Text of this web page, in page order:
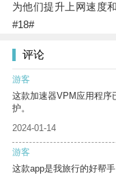
为他们提升上网速度
#18#
评论
游客
这款加速器VPM应用程序
护。
2024-01-14
游客
这款app是我旅行的好帮